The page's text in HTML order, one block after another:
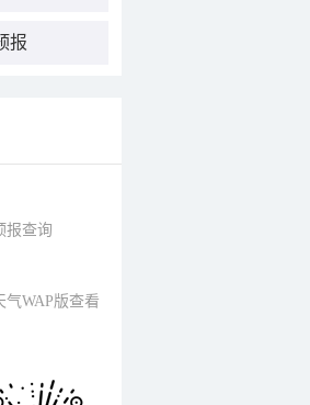
报
报查询
WAP版查看